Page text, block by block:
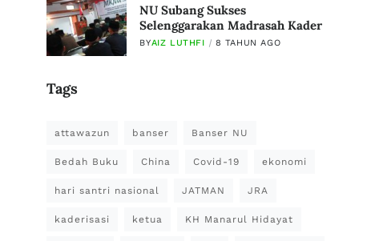
NU Subang Sukses
Selenggarakan Madrasah Kader
BYAIZ LUTHFI 8 TAHUN AGO
Tags
attawazun banser Banser NU
Bedah Buku China Covid-19 ekonomi
hari santri nasional JATMAN JRA
kaderisasi ketua KH Manarul Hidayat